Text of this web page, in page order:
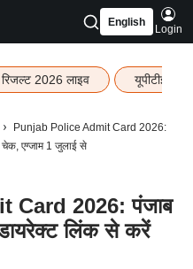
English
Login
2026 लाइव यूपीटीईटी
Punjab Police Admit Card 2026:
चेक, एग्जाम 1 जुलाई से
Card 2026: पंजाब
डायरेक्ट लिंक से करें